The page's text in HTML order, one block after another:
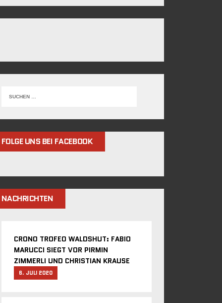
FOLGE UNS BEI FACEBOOK
NACHRICHTEN
CRONO TROFEO WALDSHUT: FABIO
MARUCCI SIEGT VOR PIRMIN
ZIMMERLI UND CHRISTIAN KRAUSE
6. JULI 2020